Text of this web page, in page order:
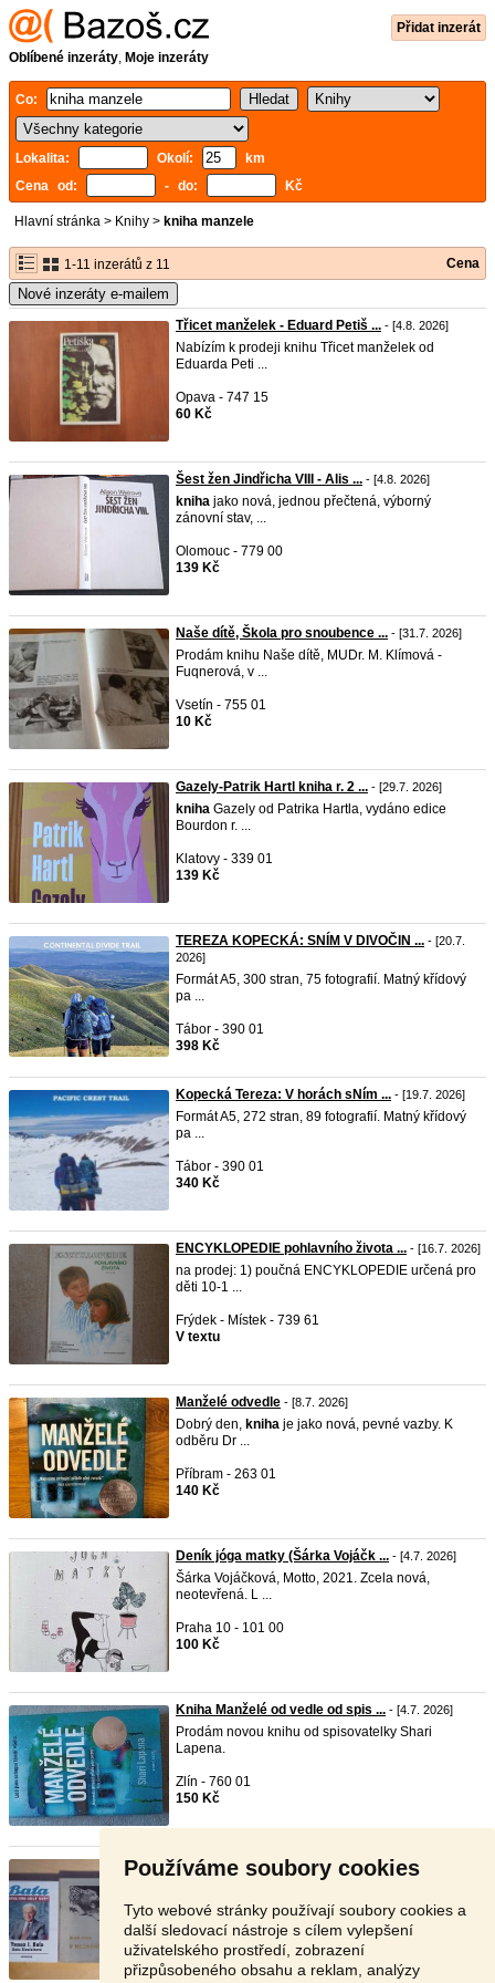
Používáme soubory cookies
Tyto webové stránky používají soubory cookies a
další sledovací nástroje s cílem vylepšení
uživatelského prostředí, zobrazení
přizpůsobeného obsahu a reklam, analýzy
Přidat inzerát
Oblíbené inzeráty, Moje inzeráty
Co:
Lokalita: Okolí:
km
Cena od:
- do: Kč
Hlavní stránka > Knihy > kniha manzele
1-11 inzerátů z 11 Cena
Nové inzeráty e-mailem
Třicet manželek - Eduard Petiš ... - [4.8. 2026]
Nabízím k prodeji knihu Třicet manželek od
Eduarda Peti ...
Opava - 747 15
60 Kč
Šest žen Jindřicha VIII - Alis ... - [4.8. 2026]
kniha jako nová, jednou přečtená, výborný
zánovní stav, ...
Olomouc - 779 00
139 Kč
Naše dítě, Škola pro snoubence ... - [31.7. 2026]
Prodám knihu Naše dítě, MUDr. M. Klímová -
Fuqnerová, v ...
Vsetín - 755 01
10 Kč
Gazely-Patrik Hartl kniha r. 2 ... - [29.7. 2026]
kniha Gazely od Patrika Hartla, vydáno edice
Bourdon r. ...
Klatovy - 339 01
139 Kč
TEREZA KOPECKÁ: SNÍM V DIVOČIN ... - [20.7.
2026]
Formát A5, 300 stran, 75 fotografií. Matný křídový
pa ...
Tábor - 390 01
398 Kč
Kopecká Tereza: V horách sNím ... - [19.7. 2026]
Formát A5, 272 stran, 89 fotografií. Matný křídový
pa ...
Tábor - 390 01
340 Kč
ENCYKLOPEDIE pohlavního života ... - [16.7. 2026]
na prodej: 1) poučná ENCYKLOPEDIE určená pro
děti 10-1 ...
Frýdek - Místek - 739 61
V textu
Manželé odvedle - [8.7. 2026]
Dobrý den, kniha je jako nová, pevné vazby. K
odběru Dr ...
Příbram - 263 01
140 Kč
Deník jóga matky (Šárka Vojáčk ... - [4.7. 2026]
Šárka Vojáčková, Motto, 2021. Zcela nová,
neotevřená. L ...
Praha 10 - 101 00
100 Kč
Kniha Manželé od vedle od spis ... - [4.7. 2026]
Prodám novou knihu od spisovatelky Shari
Lapena.
Zlín - 760 01
150 Kč
Knihy beletrie sleva 60 % (8)- [23.6. 2026]
Baťa - Šv ...
Praha 4 - 140 00
1 Kč